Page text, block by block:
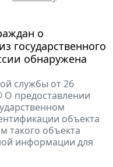
о
государственного
обнаружена
службы от 26
О предоставлении
объекта
такого объекта
информации для